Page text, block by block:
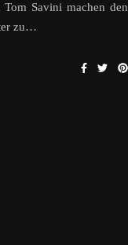
Savini machen den
zu…